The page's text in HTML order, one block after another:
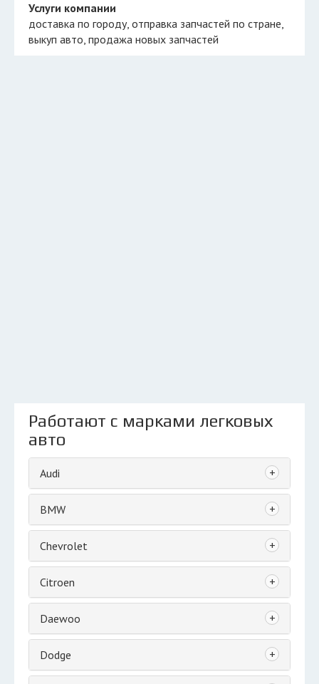
Услуги компании
доставка по городу отправка запчастей по стране
выкуп авто продажа новых запчастей
Работают с марками легковых
авто
Audi +
BMW +
Chevrolet +
Citroen +
Daewoo +
Dodge +